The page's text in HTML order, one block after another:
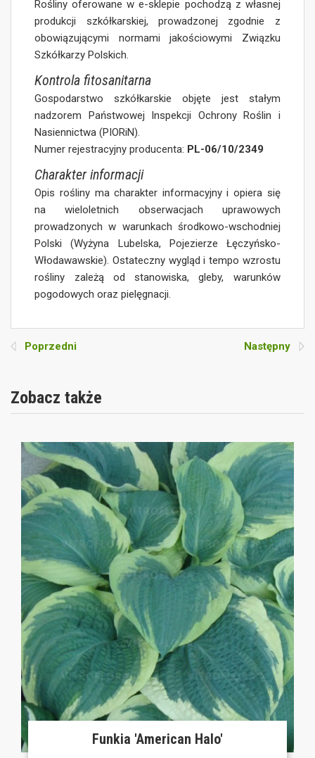
Rośliny oferowane w e-sklepie pochodzą z własnej
produkcji szkółkarskiej, prowadzonej zgodnie z
obowiązującymi normami jakościowymi Związku
Szkółkarzy Polskich.
Kontrola fitosanitarna
Gospodarstwo szkółkarskie objęte jest stałym
nadzorem Państwowej Inspekcji Ochrony Roślin i
Nasiennictwa (PIORiN).
Numer rejestracyjny producenta: PL-06/10/2349
Charakter informacji
Opis rośliny ma charakter informacyjny i opiera się
na wieloletnich obserwacjach uprawowych
prowadzonych w warunkach środkowo-wschodniej
Polski (Wyżyna Lubelska, Pojezierze Łęczyńsko-
Włodawawskie). Ostateczny wygląd i tempo wzrostu
rośliny zależą od stanowiska, gleby, warunków
pogodowych oraz pielęgnacji.
Poprzedni Następny
Zobacz także
Funkia 'American Halo'